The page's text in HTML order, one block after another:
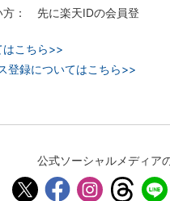
方： 先に楽天IDの会員登
はこちら>>
登録についてはこちら>>
公式ソーシャルメディア